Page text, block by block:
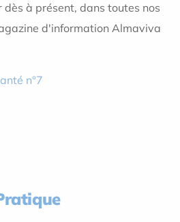
dès à présent, dans toutes nos
d'information Almaviva
n°7